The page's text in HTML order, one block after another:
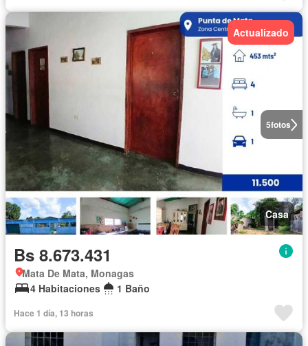
5fotos
Actualizado
Casa
Bs 8.673.431
Mata De Mata, Monagas
4 Habitaciones
1 Baño
Hace 1 día, 13 horas